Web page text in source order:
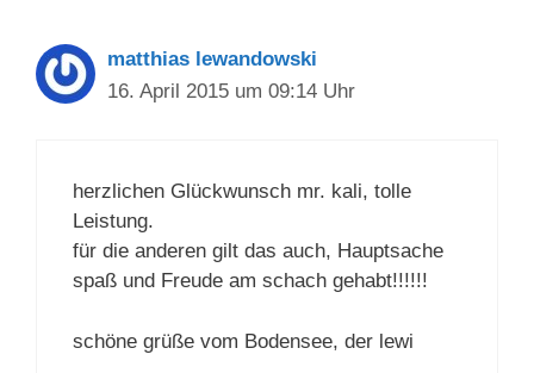
matthias lewandowski
16. April 2015 um 09:14 Uhr
herzlichen Glückwunsch mr. kali, tolle
Leistung.
für die anderen gilt das auch, Hauptsache
spaß und Freude am schach gehabt!!!!!!
schöne grüße vom Bodensee, der lewi